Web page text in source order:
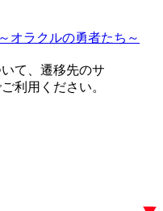
オラクルの勇者たち～
て、遷移先のサ
利用ください。